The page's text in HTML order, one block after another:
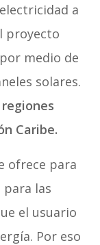
a
proyecto
medio de
solares.
Caribe.
ofrece para
las
el usuario
Por eso